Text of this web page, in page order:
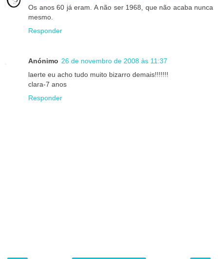
Os anos 60 já eram. A não ser 1968, que não acaba nunca
mesmo.
Responder
Anónimo 26 de novembro de 2008 às 11:37
laerte eu acho tudo muito bizarro demais!!!!!!!
clara-7 anos
Responder